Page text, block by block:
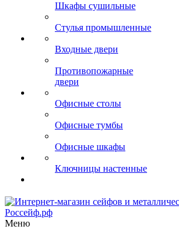
Шкафы сушильные
Стулья промышленные
Входные двери
Противопожарные
двери
Офисные столы
Офисные тумбы
Офисные шкафы
Ключницы настенные
Меню